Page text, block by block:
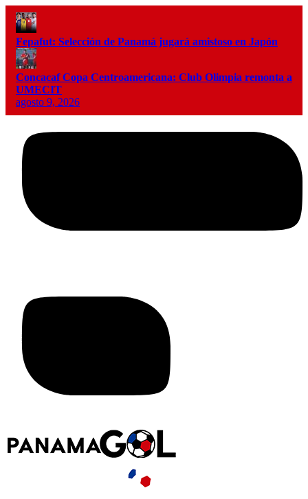
Fepafut: Selección de Panamá jugará amistoso en Japón
Concacaf Copa Centroamericana: Club Olimpia remonta a
UMECIT
agosto 9, 2026